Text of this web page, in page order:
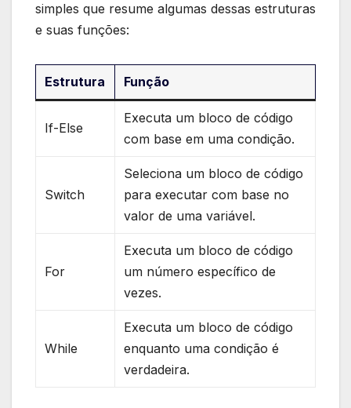
simples que resume algumas dessas estruturas
e suas funções:
Estrutura Função
If-Else
Executa ⁤um bloco de código​
com​ base ‍em uma condição.
Switch
Seleciona um bloco de código
para executar com base no⁢
valor‌ de uma variável.
For
Executa ⁢um ⁤bloco de⁣ código
um número‌ específico ‌de
vezes.
While
Executa ⁣um bloco de código
enquanto uma condição ⁢é
verdadeira.